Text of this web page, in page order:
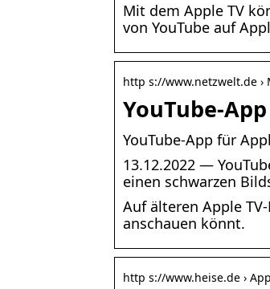
Mit dem Apple TV
von YouTube auf
http s://www.netzwelt.de ›
YouTube-
YouTube-App für
13.12.2022 —
einen schwarzen
Auf älteren Apple
anschauen könnt.
http s://www.heise.de ›